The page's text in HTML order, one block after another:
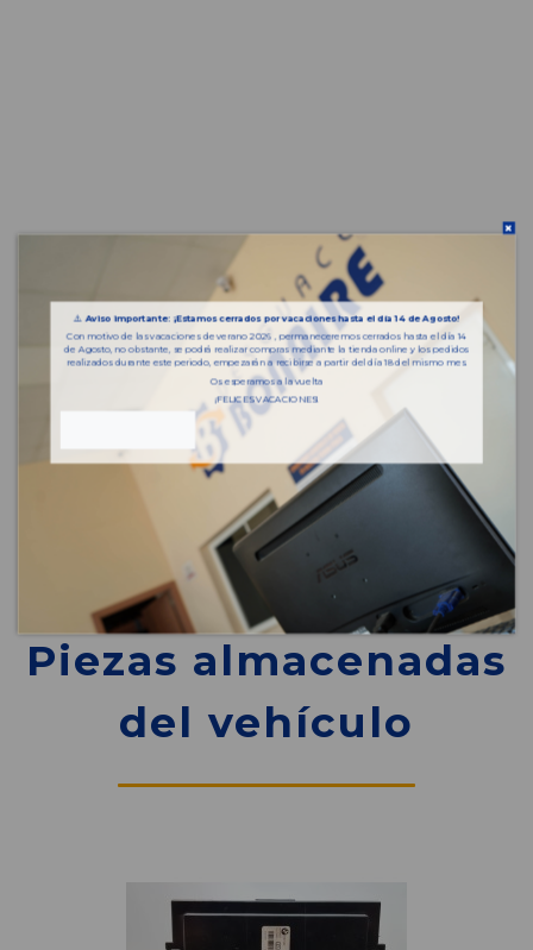
Piezas almacenadas
del vehículo
⚠️Aviso importante: ¡Estamos cerrados por vacaciones hasta el día 14 de Agosto!
Con motivo de las vacaciones de verano 2026 , permaneceremos cerrados hasta el día 14
de Agosto, no obstante, se podrá realizar compras mediante la tienda online y los pedidos
realizados durante este periodo, empezarán a recibirse a partir del día 18 del mismo mes.
Os esperamos a la vuelta
¡FELICES VACACIONES!